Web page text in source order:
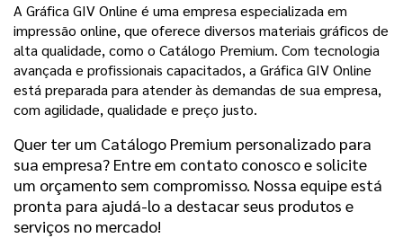
A Gráfica GIV Online é uma empresa especializada em
impressão online, que oferece diversos materiais gráficos de
alta qualidade, como o Catálogo Premium. Com tecnologia
avançada e profissionais capacitados, a Gráfica GIV Online
está preparada para atender às demandas de sua empresa,
com agilidade, qualidade e preço justo.
Quer ter um Catálogo Premium personalizado para
sua empresa? Entre em contato conosco e solicite
um orçamento sem compromisso. Nossa equipe está
pronta para ajudá-lo a destacar seus produtos e
serviços no mercado!